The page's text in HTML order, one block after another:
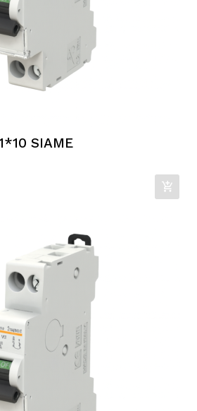
SIAME